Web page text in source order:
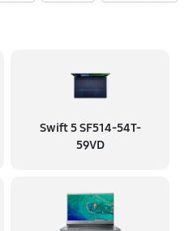
Swift 5 SF514-54T-
59VD